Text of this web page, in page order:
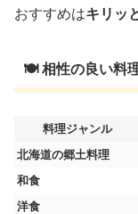
おすすめはキリッ
🍽 相性の良い料
料理ジャンル
北海道の郷土料理
和食
洋食